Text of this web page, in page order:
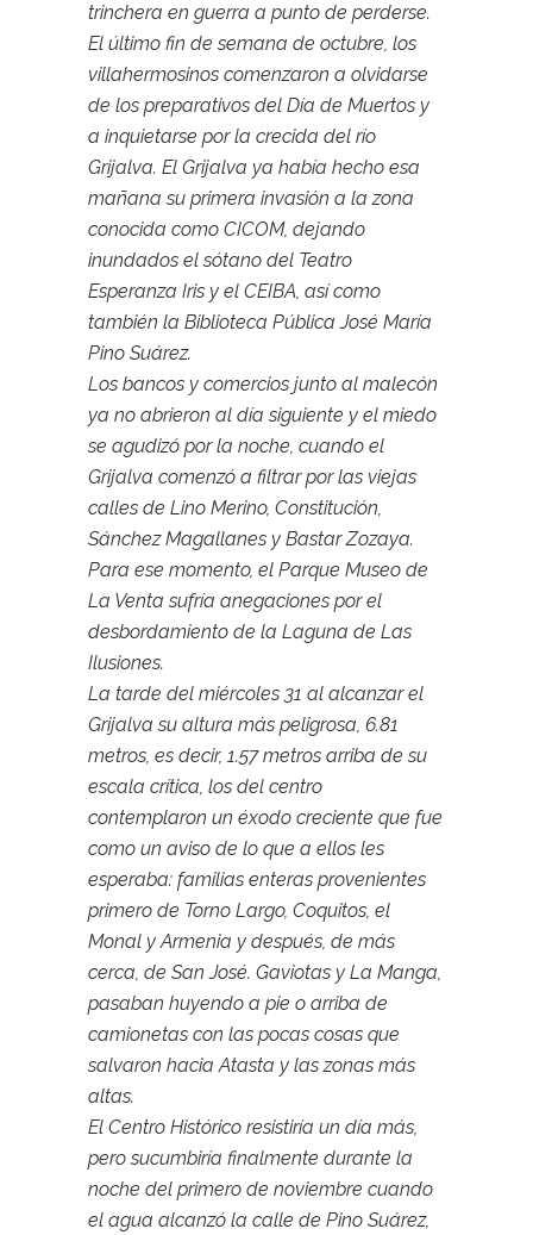
trinchera en guerra a punto de perderse.
El último fin de semana de octubre, los
villahermosinos comenzaron a olvidarse
de los preparativos del Día de Muertos y
a inquietarse por la crecida del río
Grijalva. El Grijalva ya había hecho esa
mañana su primera invasión a la zona
conocida como CICOM, dejando
inundados el sótano del Teatro
Esperanza Iris y el CEIBA, así como
también la Biblioteca Pública José María
Pino Suárez.
Los bancos y comercios junto al malecón
ya no abrieron al día siguiente y el miedo
se agudizó por la noche, cuando el
Grijalva comenzó a filtrar por las viejas
calles de Lino Merino, Constitución,
Sánchez Magallanes y Bastar Zozaya.
Para ese momento, el Parque Museo de
La Venta sufría anegaciones por el
desbordamiento de la Laguna de Las
Ilusiones.
La tarde del miércoles 31 al alcanzar el
Grijalva su altura más peligrosa, 6.81
metros, es decir, 1.57 metros arriba de su
escala crítica, los del centro
contemplaron un éxodo creciente que fue
como un aviso de lo que a ellos les
esperaba: familias enteras provenientes
primero de Torno Largo, Coquitos, el
Monal y Armenia y después, de más
cerca, de San José. Gaviotas y La Manga,
pasaban huyendo a pie o arriba de
camionetas con las pocas cosas que
salvaron hacia Atasta y las zonas más
altas.
El Centro Histórico resistiría un día más,
pero sucumbiría finalmente durante la
noche del primero de noviembre cuando
el agua alcanzó la calle de Pino Suárez,